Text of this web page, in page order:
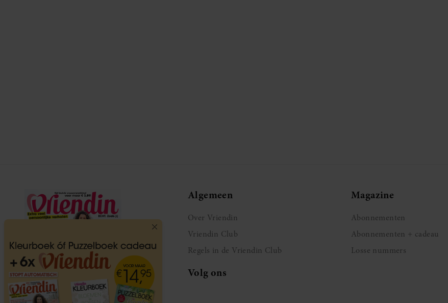
Algemeen
Over Vriendin
Vriendin Club
Regels in de Vriendin Club
Volg ons
Magazine
Abonnementen
Abonnementen + cadeau
Losse nummers